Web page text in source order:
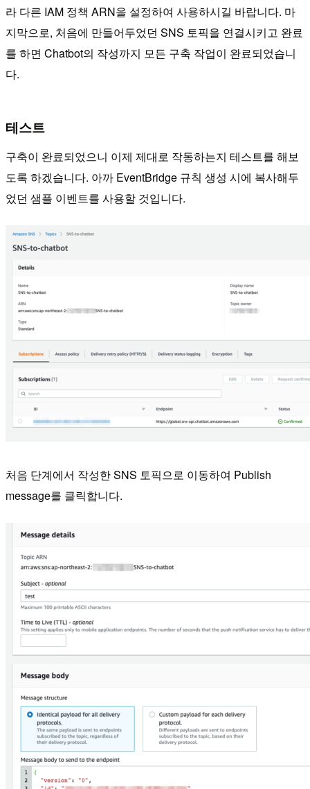
라 다른 IAM 정책 ARN을 설정하여 사용하시길 바랍니다. 마
지막으로, 처음에 만들어두었던 SNS 토픽을 연결시키고 완료
를 하면 Chatbot의 작성까지 모든 구축 작업이 완료되었습니
다.
테스트
구축이 완료되었으니 이제 제대로 작동하는지 테스트를 해보
도록 하겠습니다. 아까 EventBridge 규칙 생성 시에 복사해두
었던 샘플 이벤트를 사용할 것입니다.
처음 단계에서 작성한 SNS 토픽으로 이동하여 Publish
message를 클릭합니다.